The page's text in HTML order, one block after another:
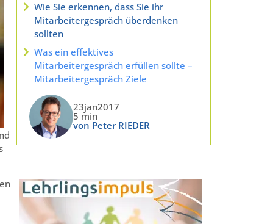
Wie Sie erkennen, dass Sie ihr
Mitarbeitergespräch überdenken
sollten
Was ein effektives
Mitarbeitergespräch erfüllen sollte –
Mitarbeitergespräch Ziele
23jan2017
5 min
von Peter RIEDER